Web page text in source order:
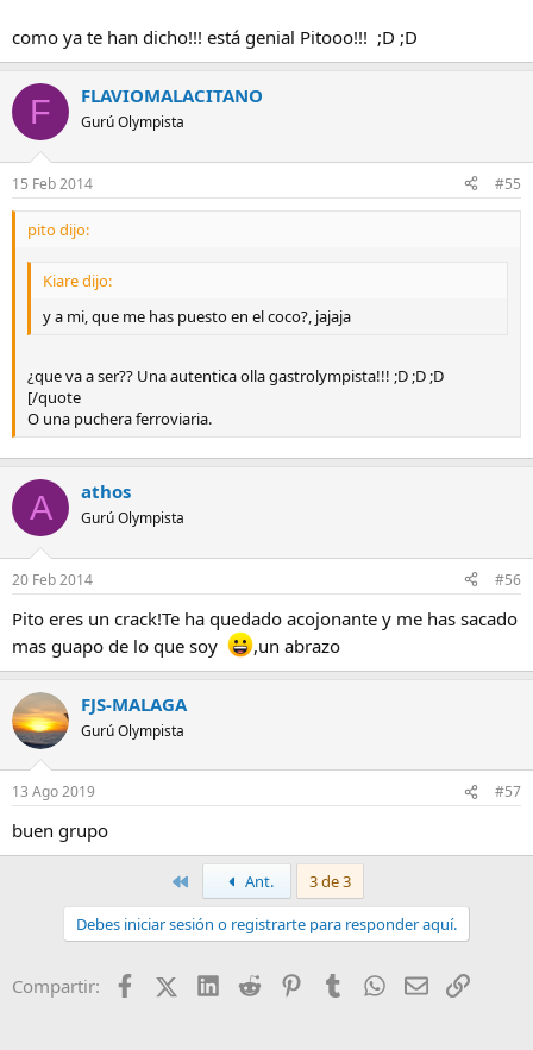
como ya te han dicho!!! está genial Pitooo!!! ;D ;D
F FLAVIOMALACITANO
Gurú Olympista
15 Feb 2014 #55
pito dijo:
Kiare dijo:
y a mi, que me has puesto en el coco?, jajaja
¿que va a ser?? Una autentica olla gastrolympista!!! ;D ;D ;D
[/quote
O una puchera ferroviaria.
A athos
Gurú Olympista
20 Feb 2014 #56
Pito eres un crack!Te ha quedado acojonante y me has sacado
mas guapo de lo que soy
,un abrazo
FJS-MALAGA
Gurú Olympista
13 Ago 2019 #57
buen grupo
PrimeroAnt.
3 de 3
Debes iniciar sesión o registrarte para responder aquí.
Compartir: FacebookX (Twitter)
LinkedIn
Reddit PinterestTumblr WhatsApp
EmailEnlace